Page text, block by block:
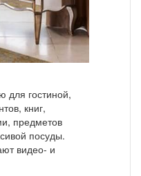
для гостиной,
книг,
предметов
посуды.
видео- и